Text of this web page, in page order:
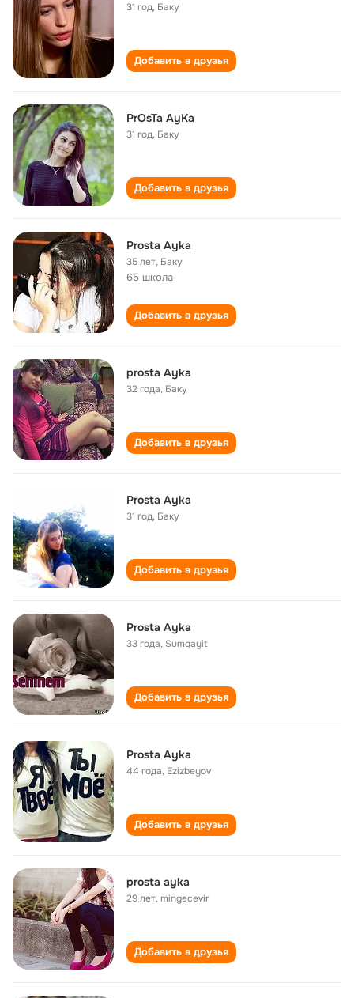
31 год, Баку
Добавить в друзья
PrOsTa AyKa
31 год, Баку
Добавить в друзья
Prosta Ayka
35 лет, Баку
65 школа
Добавить в друзья
prosta Ayka
32 года, Баку
Добавить в друзья
Prosta Ayka
31 год, Баку
Добавить в друзья
Prosta Ayka
33 года, Sumqayit
Добавить в друзья
Prosta Ayka
44 года, Ezizbeyov
Добавить в друзья
prosta ayka
29 лет,mingecevir
Добавить в друзья